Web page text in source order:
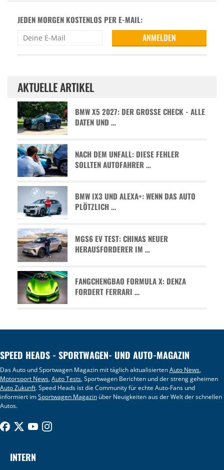
JEDEN MORGEN KOSTENLOS PER E-MAIL:
AKTUELLE ARTIKEL
BMW X5 2027: DER GROSSE CHECK - ALLE D
ATEN UND …
NACH DEM UNFALL: DIESE FEHLER
SOLLTEN AUTOFAHRER …
BMW IX3 UND ALEXA+: WENN DAS AUTO
PLÖTZLICH …
MGS6 EV TEST: CHINAS NEUER
HERAUSFORDERER IM …
FANGCHENGBAO FORMULA X: DENZA
FORDERT FERRARI …
SPEED HEADS - SPORTWAGEN- UND AUTO-MAGAZIN
Das Auto und Sportwagen Magazin mit täglich aktualisiertenAuto News,
Motorsport News,Auto Tests, Sportwagen Berichten und der streng geheimen
Auto Zukunft. Speed Heads ist die Community für echte Auto-Fans und
informiert imSportwagen Magazin über Neuigkeiten aus der Welt der schnellen
Autos.
INTERN